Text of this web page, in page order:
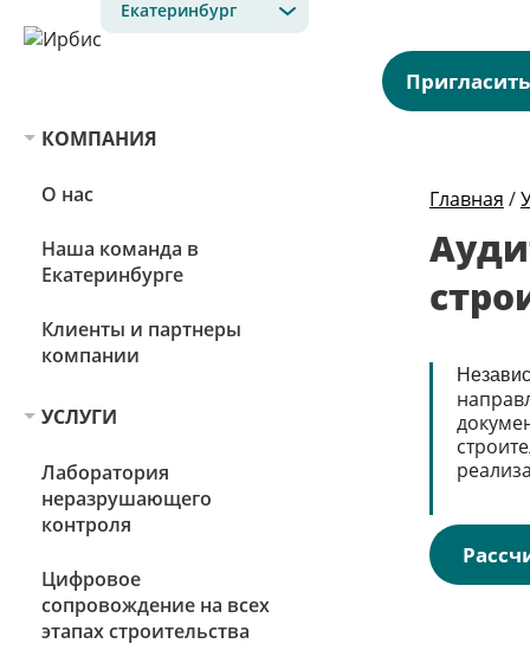
Екатеринбург
КОМПАНИЯ
О нас
Наша команда в
Екатеринбурге
Клиенты и партнеры
компании
УСЛУГИ
Лаборатория
неразрушающего
контроля
Цифровое
сопровождение на всех
этапах строительства
Главная /